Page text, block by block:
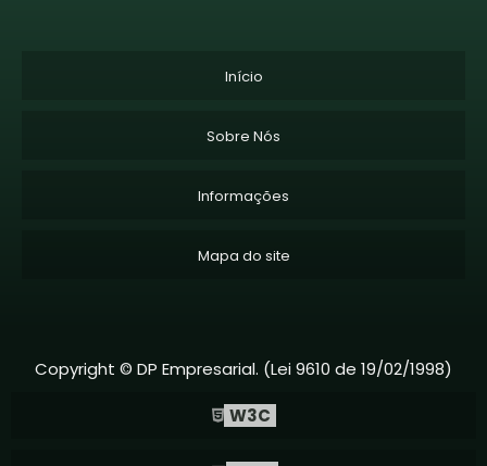
Início
Sobre Nós
Informações
Mapa do site
Copyright © DP Empresarial. (Lei 9610 de 19/02/1998)
W3C